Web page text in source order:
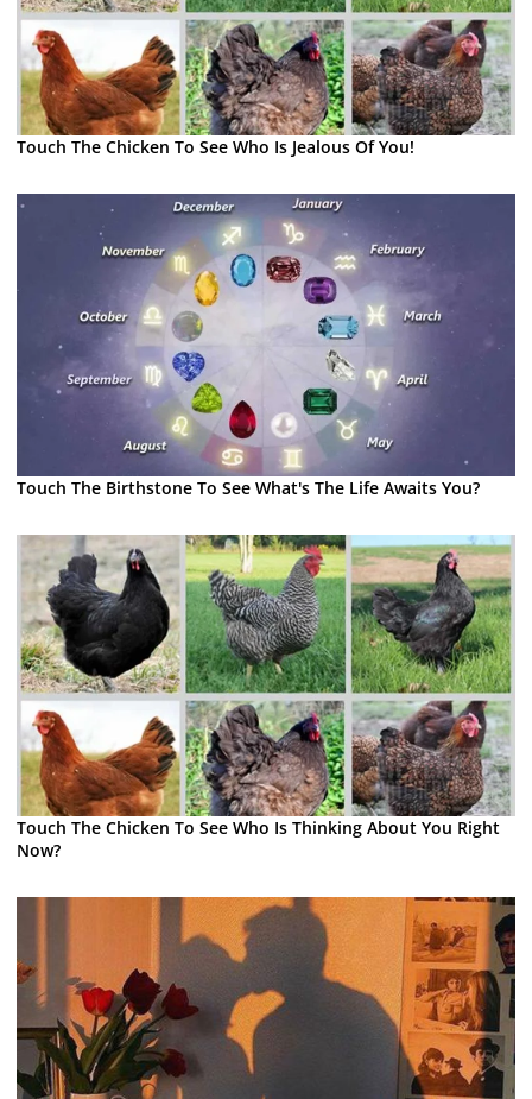
Touch The Chicken To See Who Is Jealous Of You!
Touch The Birthstone To See What's The Life Awaits You?
Touch The Chicken To See Who Is Thinking About You Right
Now?